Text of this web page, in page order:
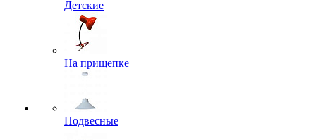
Детские
На прищепке
Подвесные